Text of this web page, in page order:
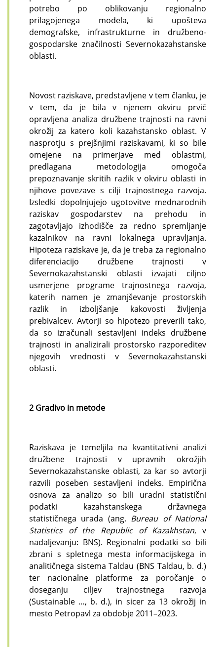
potrebo po oblikovanju regionalno
prilagojenega modela, ki upošteva
demografske, infrastrukturne in družbeno-
gospodarske značilnosti Severnokazahstanske
oblasti.
Novost raziskave, predstavljene v tem članku, je
v tem, da je bila v njenem okviru prvič
opravljena analiza družbene trajnosti na ravni
okrožij za katero koli kazahstansko oblast. V
nasprotju s prejšnjimi raziskavami, ki so bile
omejene na primerjave med oblastmi,
predlagana metodologija omogoča
prepoznavanje skritih razlik v okviru oblasti in
njihove povezave s cilji trajnostnega razvoja.
Izsledki dopolnjujejo ugotovitve mednarodnih
raziskav gospodarstev na prehodu in
zagotavljajo izhodišče za redno spremljanje
kazalnikov na ravni lokalnega upravljanja.
Hipoteza raziskave je, da je treba za regionalno
diferenciacijo družbene trajnosti v
Severnokazahstanski oblasti izvajati ciljno
usmerjene programe trajnostnega razvoja,
katerih namen je zmanjševanje prostorskih
razlik in izboljšanje kakovosti življenja
prebivalcev. Avtorji so hipotezo preverili tako,
da so izračunali sestavljeni indeks družbene
trajnosti in analizirali prostorsko razporeditev
njegovih vrednosti v Severnokazahstanski
oblasti.
2 Gradivo in metode
Raziskava je temeljila na kvantitativni analizi
družbene trajnosti v upravnih okrožjih
Severnokazahstanske oblasti, za kar so avtorji
razvili poseben sestavljeni indeks. Empirična
osnova za analizo so bili uradni statistični
podatki kazahstanskega državnega
statističnega urada (ang. Bureau of National
Statistics of the Republic of Kazakhstan, v
nadaljevanju: BNS). Regionalni podatki so bili
zbrani s spletnega mesta informacijskega in
analitičnega sistema Taldau (BNS Taldau, b. d.)
ter nacionalne platforme za poročanje o
doseganju ciljev trajnostnega razvoja
(Sustainable …, b. d.), in sicer za 13 okrožij in
mesto Petropavl za obdobje 2011–2023.